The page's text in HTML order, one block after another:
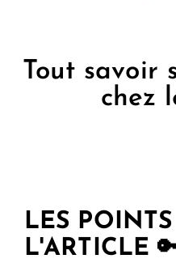
Tout savoir
chez
LES
L'ARTICLE